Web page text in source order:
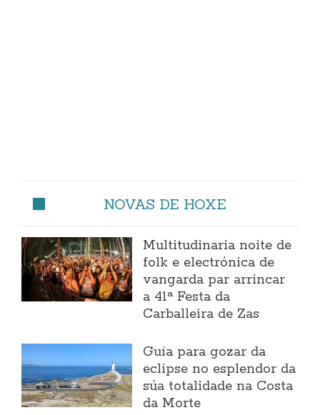
NOVAS DE HOXE
Multitudinaria noite de
folk e electrónica de
vangarda par arrincar
a 41ª Festa da
Carballeira de Zas
Guía para gozar da
eclipse no esplendor da
súa totalidade na Costa
da Morte